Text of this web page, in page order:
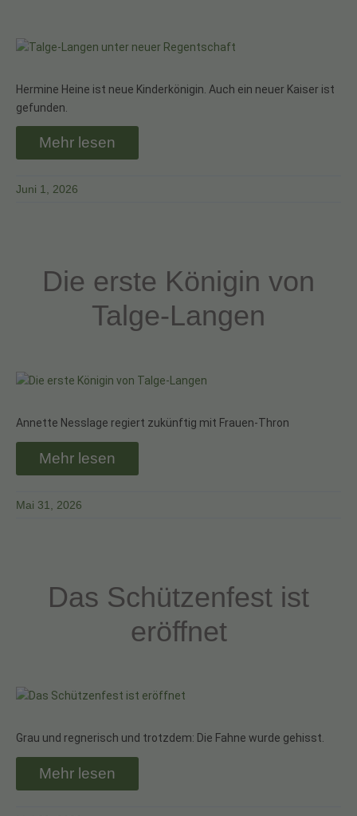
Hermine Heine ist neue Kinderkönigin. Auch ein neuer Kaiser ist
gefunden.
Mehr lesen
Juni 1, 2026
Die erste Königin von
Talge-Langen
Annette Nesslage regiert zukünftig mit Frauen-Thron
Mehr lesen
Mai 31, 2026
Das Schützenfest ist
eröffnet
Grau und regnerisch und trotzdem: Die Fahne wurde gehisst.
Mehr lesen